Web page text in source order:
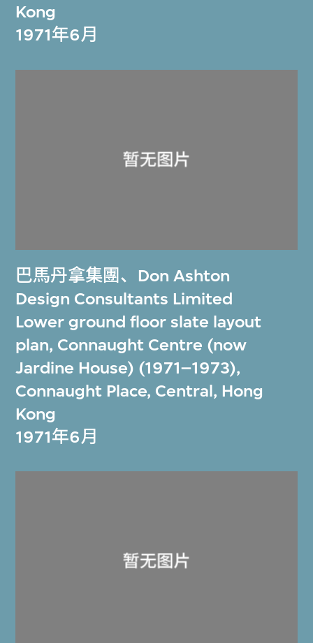
Kong
1971年6月
巴馬丹拿集團 、 Don Ashton
Design Consultants Limited
Lower ground floor slate layout
plan, Connaught Centre (now
Jardine House) (1971–1973),
Connaught Place, Central, Hong
Kong
1971年6月